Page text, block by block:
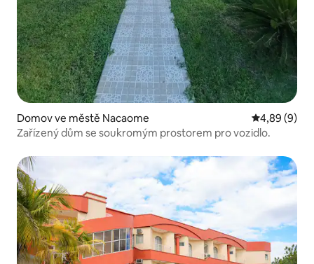
Domov ve městě Nacaome Průměrné
4,89 (9)
Zařízený dům se soukromým prostorem pro vozidlo.